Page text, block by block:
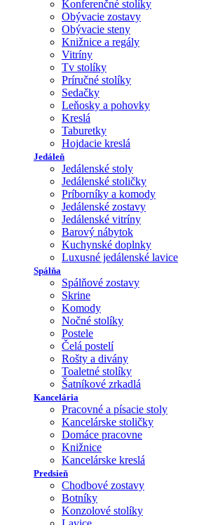
Konferenčné stolíky
Obývacie zostavy
Obývacie steny
Knižnice a regály
Vitríny
Tv stolíky
Príručné stolíky
Sedačky
Leňosky a pohovky
Kreslá
Taburetky
Hojdacie kreslá
Jedáleň
Jedálenské stoly
Jedálenské stoličky
Príborníky a komody
Jedálenské zostavy
Jedálenské vitríny
Barový nábytok
Kuchynské doplnky
Luxusné jedálenské lavice
Spálňa
Spálňové zostavy
Skrine
Komody
Nočné stolíky
Postele
Čelá postelí
Rošty a divány
Toaletné stolíky
Šatníkové zrkadlá
Kancelária
Pracovné a písacie stoly
Kancelárske stoličky
Domáce pracovne
Knižnice
Kancelárske kreslá
Predsieň
Chodbové zostavy
Botníky
Konzolové stolíky